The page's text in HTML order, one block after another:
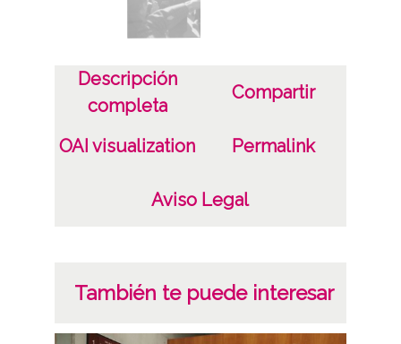
Aeropuerto de Foronda
Procede de transferencia R-328.6
Descripción
completa
Compartir
OAI visualization Permalink
Aviso Legal
También te puede interesar